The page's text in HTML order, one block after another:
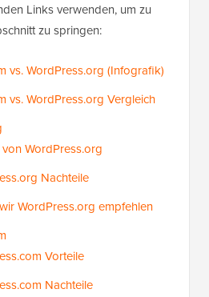
Links verwenden, um zu
zu springen:
vs. WordPress.org (Infografik)
vs. WordPress.org Vergleich
WordPress.org
Nachteile
WordPress.org empfehlen
Vorteile
Nachteile